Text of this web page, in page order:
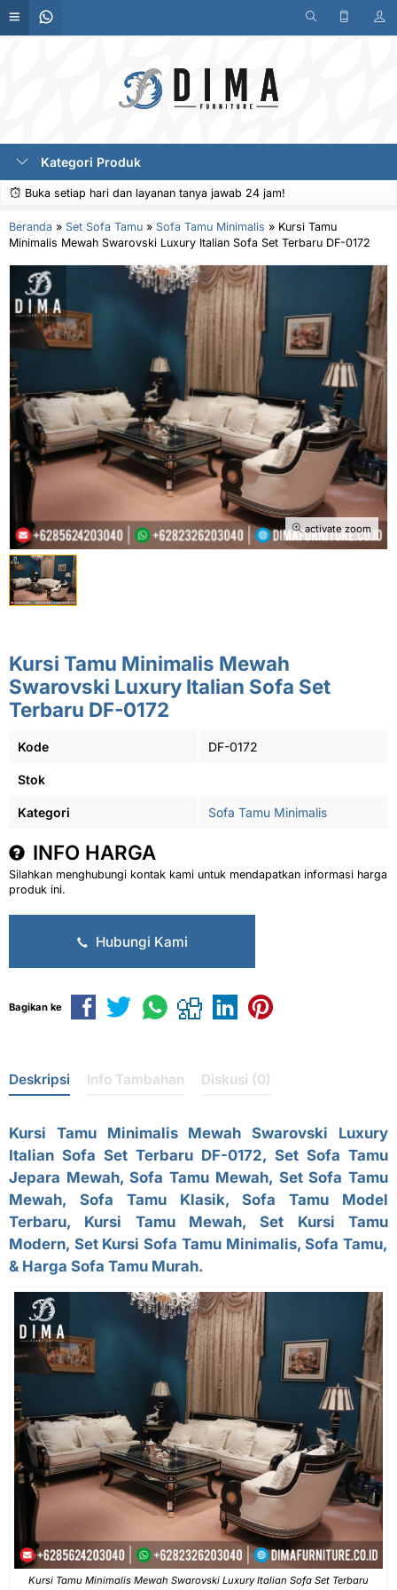
Kategori Produk
Buka setiap hari dan layanan tanya jawab 24 jam!
Beranda » Set Sofa Tamu » Sofa Tamu Minimalis » Kursi Tamu
Minimalis Mewah Swarovski Luxury Italian Sofa Set Terbaru DF-0172
activate zoom
Kursi Tamu Minimalis Mewah
Swarovski Luxury Italian Sofa Set
Terbaru DF-0172
Kode DF-0172
Stok
Kategori Sofa Tamu Minimalis
INFO HARGA
Silahkan menghubungi kontak kami untuk mendapatkan informasi harga
produk ini.
Hubungi Kami
Bagikan ke
Deskripsi Info Tambahan Diskusi (0)
Kursi Tamu Minimalis Mewah Swarovski Luxury
Italian Sofa Set Terbaru DF-0172, Set Sofa Tamu
Jepara Mewah, Sofa Tamu Mewah, Set Sofa Tamu
Mewah, Sofa Tamu Klasik, Sofa Tamu Model
Terbaru, Kursi Tamu Mewah, Set Kursi Tamu
Modern, Set Kursi Sofa Tamu Minimalis, Sofa Tamu,
& Harga Sofa Tamu Murah.
Kursi Tamu Minimalis Mewah Swarovski Luxury Italian Sofa Set Terbaru